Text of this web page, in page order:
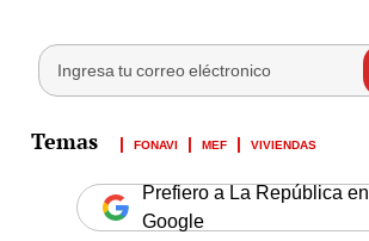
FONAVI MEF VIVIENDAS
Prefiero a La República en
Google